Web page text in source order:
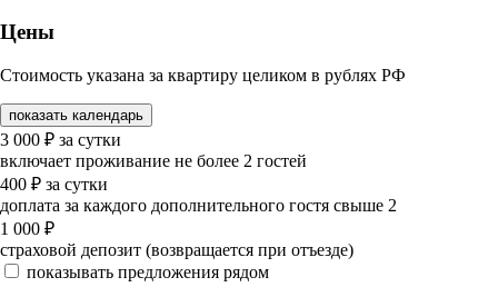
Цены
Стоимость указана за квартиру целиком в рублях РФ
показать календарь
3 000 ₽ за сутки
включает проживание не более 2 гостей
400 ₽ за сутки
доплата за каждого дополнительного гостя свыше 2
1 000 ₽
страховой депозит (возвращается при отъезде)
показывать предложения рядом